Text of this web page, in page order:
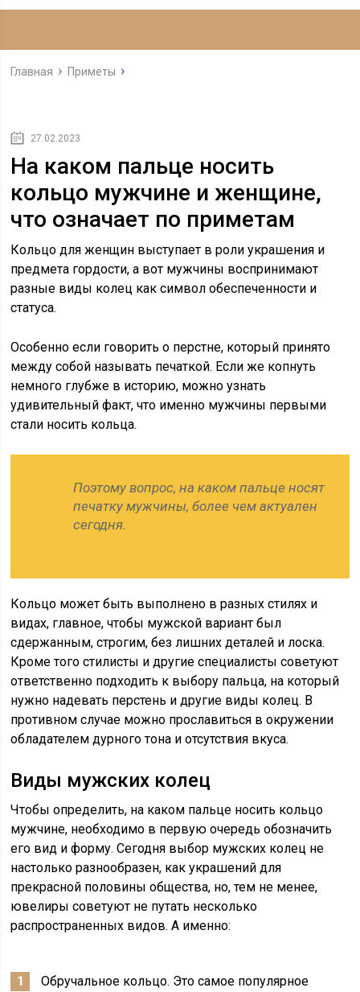
Главная Приметы
27.02.2023
На каком пальце носить
кольцо мужчине и женщине,
что означает по приметам
Кольцо для женщин выступает в роли украшения и
предмета гордости, а вот мужчины воспринимают
разные виды колец как символ обеспеченности и
статуса.
Особенно если говорить о перстне, который принято
между собой называть печаткой. Если же копнуть
немного глубже в историю, можно узнать
удивительный факт, что именно мужчины первыми
стали носить кольца.
Поэтому вопрос, на каком пальце носят
печатку мужчины, более чем актуален
сегодня.
Кольцо может быть выполнено в разных стилях и
видах, главное, чтобы мужской вариант был
сдержанным, строгим, без лишних деталей и лоска.
Кроме того стилисты и другие специалисты советуют
ответственно подходить к выбору пальца, на который
нужно надевать перстень и другие виды колец. В
противном случае можно прославиться в окружении
обладателем дурного тона и отсутствия вкуса.
Виды мужских колец
Чтобы определить, на каком пальце носить кольцо
мужчине, необходимо в первую очередь обозначить
его вид и форму. Сегодня выбор мужских колец не
настолько разнообразен, как украшений для
прекрасной половины общества, но, тем не менее,
ювелиры советуют не путать несколько
распространенных видов. А именно:
Обручальное кольцо. Это самое популярное